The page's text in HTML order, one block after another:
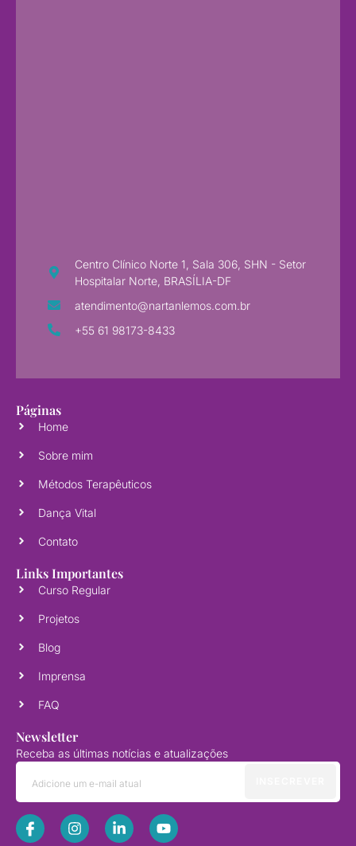
Centro Clínico Norte 1, Sala 306, SHN - Setor
Hospitalar Norte, BRASÍLIA-DF
atendimento@nartanlemos.com.br
+55 61 98173-8433
Páginas
Home
Sobre mim
Métodos Terapêuticos
Dança Vital
Contato
Links Importantes
Curso Regular
Projetos
Blog
Imprensa
FAQ
Newsletter
Receba as últimas notícias e atualizações